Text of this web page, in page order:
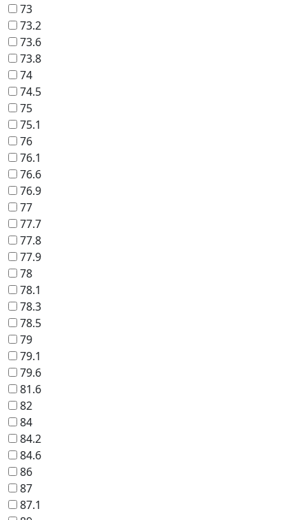
73
73.2
73.6
73.8
74
74.5
75
75.1
76
76.1
76.6
76.9
77
77.7
77.8
77.9
78
78.1
78.3
78.5
79
79.1
79.6
81.6
82
84
84.2
84.6
86
87
87.1